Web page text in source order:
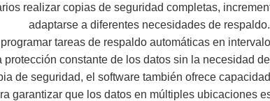
realizar copias de seguridad completas,
adaptarse a diferentes necesidades de respaldo.
tareas de respaldo automáticas en
protección constante de los datos sin la necesidad
de seguridad, el software también ofrece
garantizar que los datos en múltiples ubicaciones